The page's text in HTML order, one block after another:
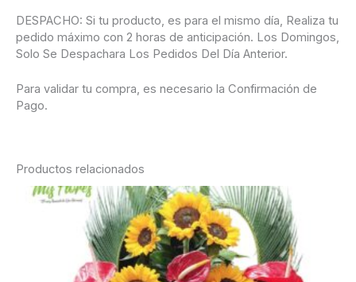
DESPACHO: Si tu producto, es para el mismo día, Realiza tu
pedido máximo con 2 horas de anticipación. Los Domingos,
Solo Se Despachara Los Pedidos Del Día Anterior.
Para validar tu compra, es necesario la Confirmación de
Pago.
Productos relacionados